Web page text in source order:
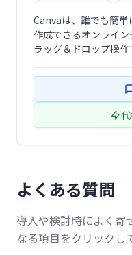
画像エディター
Canvaは、誰でも簡
作成できるオンライ
ラッグ＆ドロップ操
業、組織、個人問わ
よくある質問
導入や検討時によく寄
なる項目をクリックし